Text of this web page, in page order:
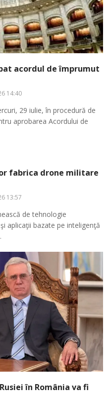
acordul de împrumut
14:40
29 iulie, în procedură de
aprobarea Acordului de
fabrica drone militare
13:57
de tehnologie
aplicaţii bazate pe inteligenţă
în România va fi